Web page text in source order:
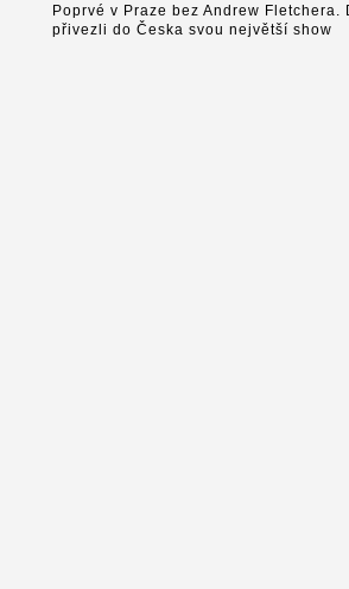
Poprvé v Praze bez Andrew Fletchera.
přivezli do Česka svou největší show